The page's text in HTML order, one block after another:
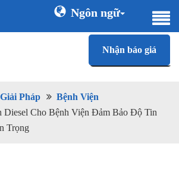
Ngôn ngữ
Nhận báo giá
Giải Pháp
Bệnh Viện
Diesel Cho Bệnh Viện Đảm Bảo Độ Tin
Trọng